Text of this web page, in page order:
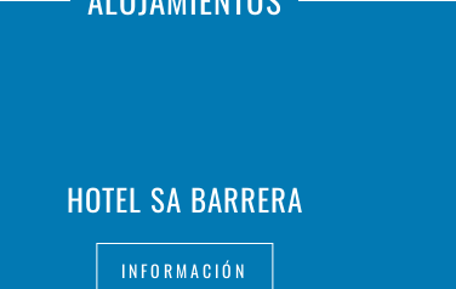
HOTEL SA BARRERA
INFORMACIÓN